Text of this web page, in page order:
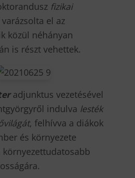
fizikai
el az
közül néhányan
is részt vehettek.
adjunktus vezetésével
indulva lesték
, felhívva a diákok
és környezete
környezettudatosabb